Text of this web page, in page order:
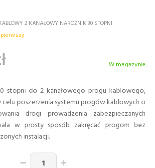
2 KANAŁOWY NAROŻNIK 30 STOPNI
W magazynie
stopni do 2 kanałowego progu kablowego,
poszerzenia systemu progów kablowych o
drogi prowadzenia zabezpieczanych
w prosty sposób zakręcać progom bez
instalacji.